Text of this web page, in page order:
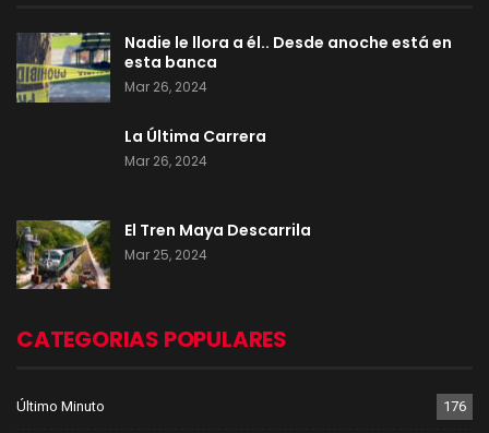
Nadie le llora a él.. Desde anoche está en
esta banca
Mar 26, 2024
La Última Carrera
Mar 26, 2024
El Tren Maya Descarrila
Mar 25, 2024
CATEGORIAS POPULARES
Último Minuto 176